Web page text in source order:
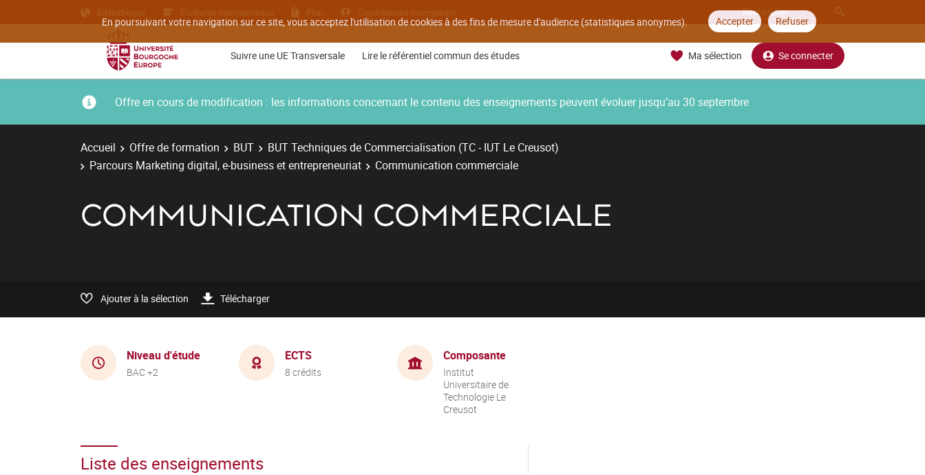
En poursuivant votre navigation sur ce site, vous acceptez l'utilisation de cookies à des fins de mesure d'audience (statistiques anonymes). Accepter Refuser
Bibliothèque Etudiants internationaux Plan Candidatures inscriptions
Suivre une UE Transversale Lire le référentiel commun des études Ma sélection Se connecter
Offre en cours de modification : les informations concernant le contenu des enseignements peuvent évoluer jusqu’au 30 septembre
Accueil Offre de formation BUT
BUT Techniques de Commercialisation (TC - IUT Le Creusot)
Parcours Marketing digital, e-business et entrepreneuriat
Communication commerciale
COMMUNICATION COMMERCIALE
Ajouter à la sélection Télécharger
Niveau d'étude
BAC +2
ECTS
8 crédits
Composante
Institut
Universitaire de
Technologie Le
Creusot
Liste des enseignements